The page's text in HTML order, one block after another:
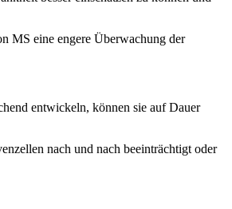
MS eine engere Überwachung der
entwickeln, können sie auf Dauer
nach und nach beeinträchtigt oder